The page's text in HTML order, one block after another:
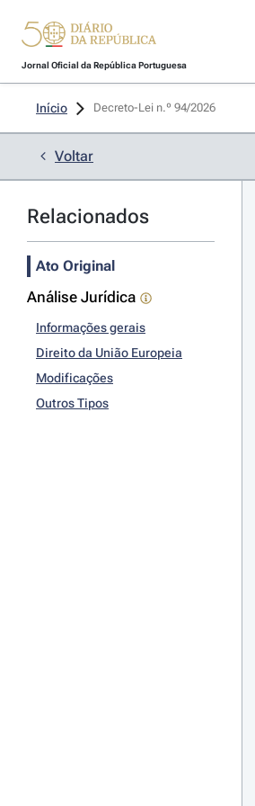
Jornal Oficial da República Portuguesa
Início Decreto-Lei n.º 94/2026
Voltar
Relacionados
Ato Original
Análise Jurídica
Informações gerais
Direito da União Europeia
Modificações
Outros Tipos